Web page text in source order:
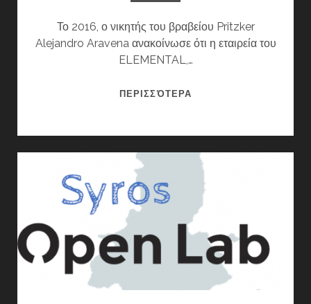
Το 2016, ο νικητής του βραβείου Pritzker
Alejandro Aravena ανακοίνωσε ότι η εταιρεία του
ELEMENTAL,…
ΠΕΡΙΣΣΌΤΕΡΑ
ΑΡΧΙΤΕΚΤΟΝΙΚΉ
ΚΏΔΙΚΑ;